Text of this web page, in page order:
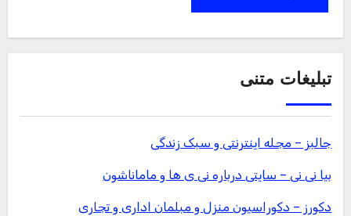
تبلیغات متنی
جالبز – مجله اینترنتی و سبک زندگی
بیا نی نی – سایتی درباره نی ی ها و ماماناشون
دکورز – دکوراسیون منزل و مبلمان اداری و تجاری